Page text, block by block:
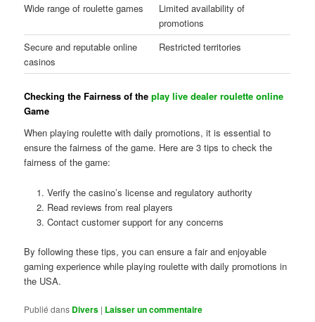
Wide range of roulette games
Limited availability of
promotions
Secure and reputable online
casinos
Restricted territories
Checking the Fairness of theplay live dealer roulette online
Game
When playing roulette with daily promotions, it is essential to
ensure the fairness of the game. Here are 3 tips to check the
fairness of the game:
Verify the casino’s license and regulatory authority
Read reviews from real players
Contact customer support for any concerns
By following these tips, you can ensure a fair and enjoyable
gaming experience while playing roulette with daily promotions in
the USA.
Publié dans Divers | Laisser un commentaire